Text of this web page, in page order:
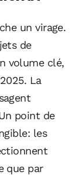
un virage.
de
volume clé,
La
point de
les
que par